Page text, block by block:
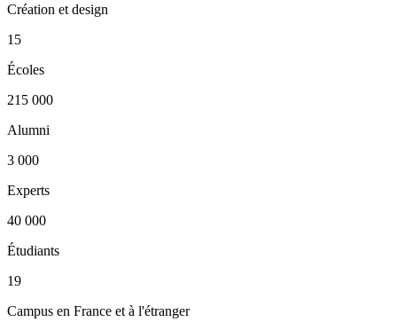
Création et design
15
Écoles
215 000
Alumni
3 000
Experts
40 000
Étudiants
19
Campus en France et à l'étranger